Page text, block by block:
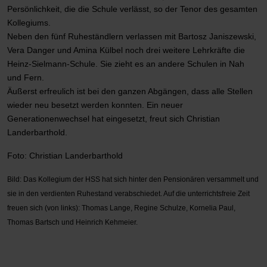
Persönlichkeit, die die Schule verlässt, so der Tenor des gesamten
Kollegiums.
Neben den fünf Ruheständlern verlassen mit Bartosz Janiszewski,
Vera Danger und Amina Külbel noch drei weitere Lehrkräfte die
Heinz-Sielmann-Schule. Sie zieht es an andere Schulen in Nah
und Fern.
Äußerst erfreulich ist bei den ganzen Abgängen, dass alle Stellen
wieder neu besetzt werden konnten. Ein neuer
Generationenwechsel hat eingesetzt, freut sich Christian
Landerbarthold.
Foto: Christian Landerbarthold
Bild: Das Kollegium der HSS hat sich hinter den Pensionären versammelt und
sie in den verdienten Ruhestand verabschiedet. Auf die unterrichtsfreie Zeit
freuen sich (von links): Thomas Lange, Regine Schulze, Kornelia Paul,
Thomas Bartsch und Heinrich Kehmeier.